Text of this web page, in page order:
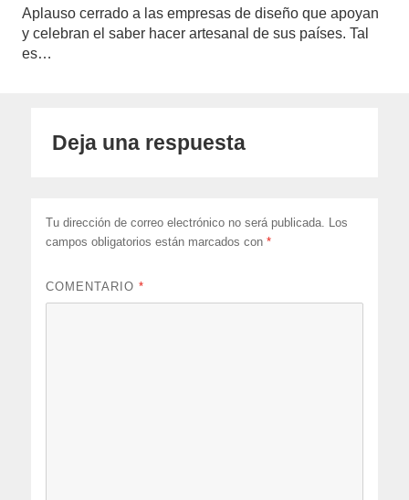
Aplauso cerrado a las empresas de diseño que apoyan
y celebran el saber hacer artesanal de sus países. Tal
es…
Deja una respuesta
Tu dirección de correo electrónico no será publicada. Los
campos obligatorios están marcados con*
COMENTARIO*